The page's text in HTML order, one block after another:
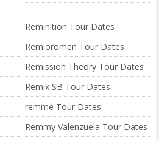
Reminition Tour Dates
Remioromen Tour Dates
Remission Theory Tour Dates
Remix SB Tour Dates
remme Tour Dates
Remmy Valenzuela Tour Dates